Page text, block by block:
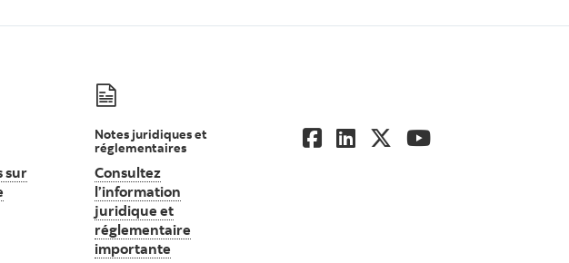
sur
vous sur Gestion mondiale d’actifs Scotia
Notes juridiques et
réglementaires
Consultez
l’information
juridique et
réglementaire
importante